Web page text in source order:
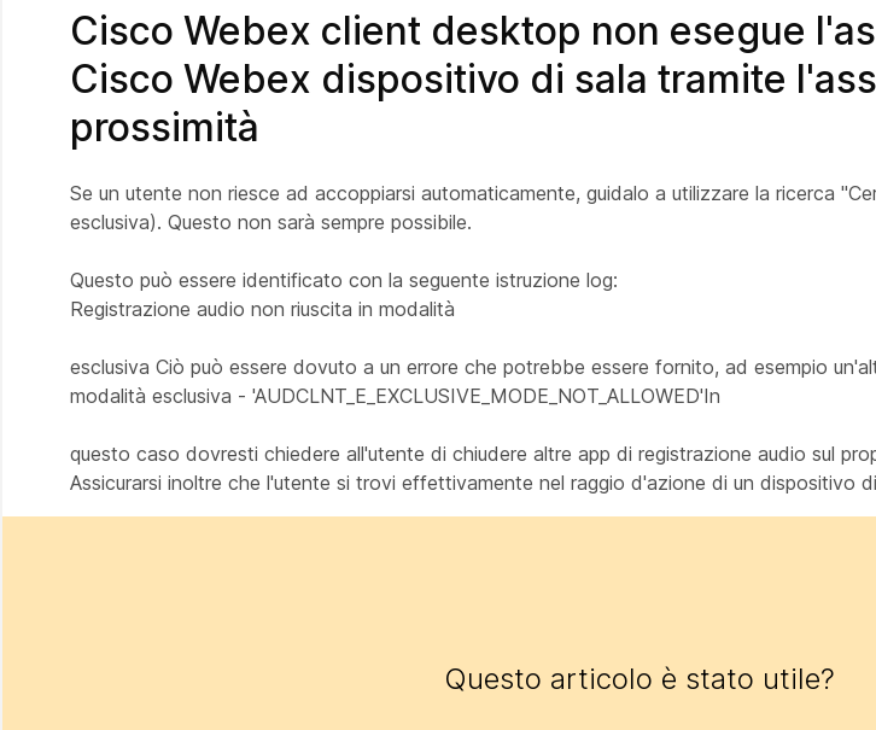
Cisco Webex client desktop non esegue
Cisco Webex dispositivo di sala tramite
prossimità
Se un utente non riesce ad accoppiarsi automaticamente, guidalo a utilizzare la ricerca
esclusiva). Questo non sarà sempre possibile.
Questo può essere identificato con la seguente istruzione log:
Registrazione audio non riuscita in modalità
esclusiva Ciò può essere dovuto a un errore che potrebbe essere fornito, ad esempio
modalità esclusiva - 'AUDCLNT_E_EXCLUSIVE_MODE_NOT_ALLOWED'In
questo caso dovresti chiedere all'utente di chiudere altre app di registrazione audio sul
Assicurarsi inoltre che l'utente si trovi effettivamente nel raggio d'azione di un dispositivo
Questo articolo è stato utile?